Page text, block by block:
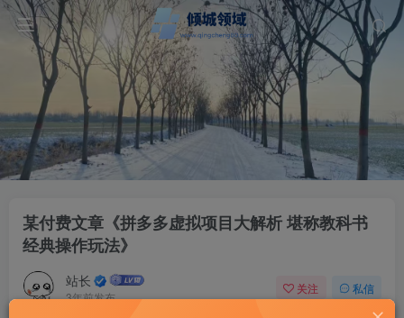
某付费文章《拼多多虚拟项目大解析 堪称教科书
经典操作玩法》
站长
3年前发布
关注 私信